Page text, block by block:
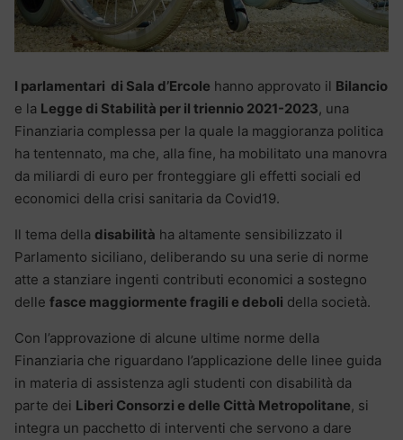
I parlamentari di Sala d’Ercole hanno approvato il Bilancio
e la Legge di Stabilità per il triennio 2021-2023, una
Finanziaria complessa per la quale la maggioranza politica
ha tentennato, ma che, alla fine, ha mobilitato una manovra
da miliardi di euro per fronteggiare gli effetti sociali ed
economici della crisi sanitaria da Covid19.
Il tema della disabilità ha altamente sensibilizzato il
Parlamento siciliano, deliberando su una serie di norme
atte a stanziare ingenti contributi economici a sostegno
delle fasce maggiormente fragili e deboli della società.
Con l’approvazione di alcune ultime norme della
Finanziaria che riguardano l’applicazione delle linee guida
in materia di assistenza agli studenti con disabilità da
parte dei Liberi Consorzi e delle Città Metropolitane, si
integra un pacchetto di interventi che servono a dare